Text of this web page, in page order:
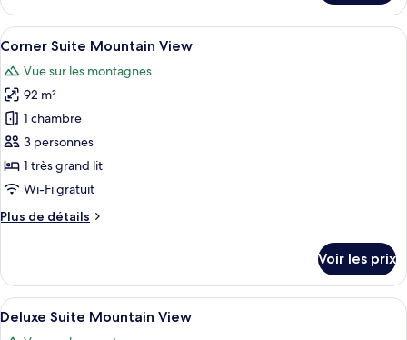
View
le
type
de
Alpine
Suite
Mountain
View
Afficher
toutes
les
photos
pour
ce
type
de
chambre :
Corner
View
Une chambre d’hôtel avec un lit, un
4
Corner Suite Mountain View
Vue sur les montagnes
92 m²
1 chambre
3 personnes
1 très grand lit
Wi-Fi gratuit
Plus de détails
Plus
le
type
de
Voir les prix
Afficher
toutes
Une chambre avec un mur en bois,
4
Deluxe Suite Mountain View